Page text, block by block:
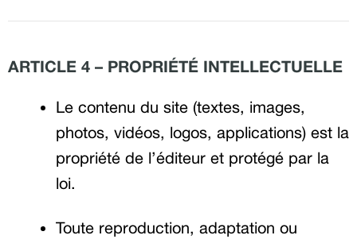
ARTICLE 4 – PROPRIÉTÉ INTELLECTUELLE
Le contenu du site (textes, images,
photos, vidéos, logos, applications) est la
propriété de l’éditeur et protégé par la
loi.
Toute reproduction, adaptation ou